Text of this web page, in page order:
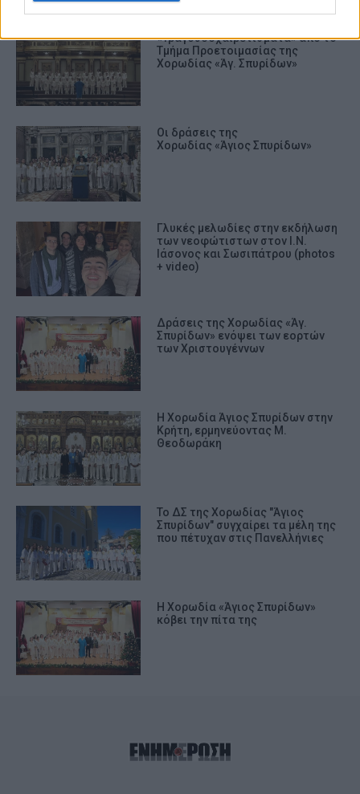
«Τραγουδοχαιρετίσματα» από το
Τμήμα Προετοιμασίας της
Χορωδίας «Άγ. Σπυρίδων»
Οι δράσεις της
Χορωδίας «Άγιος Σπυρίδων»
Γλυκές μελωδίες στην εκδήλωση
των νεοφώτιστων στον Ι.Ν.
Ιάσονος και Σωσιπάτρου (photos
+ video)
Δράσεις της Χορωδίας «Άγ.
Σπυρίδων» ενόψει των εορτών
των Χριστουγέννων
Η Χορωδία Άγιος Σπυρίδων στην
Κρήτη, ερμηνεύοντας Μ.
Θεοδωράκη
Το ΔΣ της Χορωδίας "Άγιος
Σπυρίδων" συγχαίρει τα μέλη της
που πέτυχαν στις Πανελλήνιες
Η Χορωδία «Άγιος Σπυρίδων»
κόβει την πίτα της